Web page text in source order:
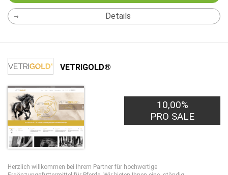
Details
VETRIGOLD®
10,00%
PRO SALE
Herzlich willkommen bei Ihrem Partner für hochwertige